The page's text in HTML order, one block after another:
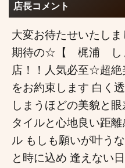
店長コメント
大変お待たせいたし
期待の☆【 梶浦 し
店！！人気必至☆超絶
をお約束します 白く
しまうほどの美貌と
タイルと心地良い距
ル もしも願いが叶う
と時に込め 逢えない